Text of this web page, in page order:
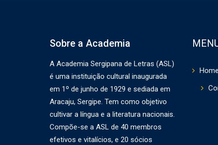
Sobre a Academia
A Academia Sergipana de Letras (ASL)
é uma instituição cultural inaugurada
em 1º de junho de 1929 e sediada em
Aracaju, Sergipe. Tem como objetivo
cultivar a língua e a literatura nacionais.
Compõe-se a ASL de 40 membros
efetivos e vitalícios, e 20 sócios
Home